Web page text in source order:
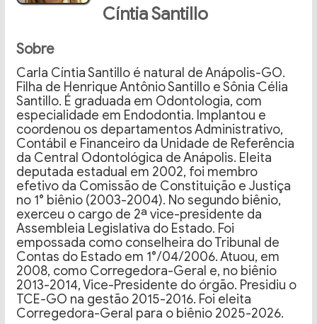
Cíntia Santillo
Sobre
Carla Cíntia Santillo é natural de Anápolis-GO.
Filha de Henrique Antônio Santillo e Sônia Célia
Santillo. É graduada em Odontologia, com
especialidade em Endodontia. Implantou e
coordenou os departamentos Administrativo,
Contábil e Financeiro da Unidade de Referência
da Central Odontológica de Anápolis. Eleita
deputada estadual em 2002, foi membro
efetivo da Comissão de Constituição e Justiça
no 1° biênio (2003-2004). No segundo biênio,
exerceu o cargo de 2ª vice-presidente da
Assembleia Legislativa do Estado. Foi
empossada como conselheira do Tribunal de
Contas do Estado em 1°/04/2006. Atuou, em
2008, como Corregedora-Geral e, no biênio
2013-2014, Vice-Presidente do órgão. Presidiu o
TCE-GO na gestão 2015-2016. Foi eleita
Corregedora-Geral para o biênio 2025-2026.